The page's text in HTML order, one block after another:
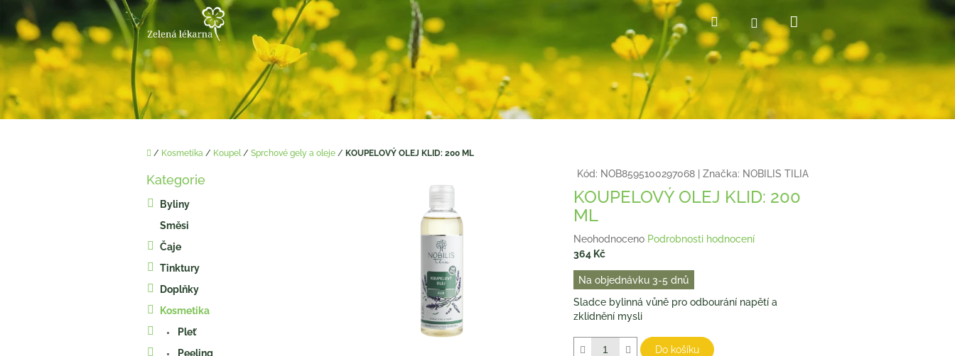
obsah
HledatPřihlášení
košík
Domů
/ Kosmetika / Koupel / Sprchové gely a oleje / KOUPELOVÝ OLEJ KLID: 200 ML
Přeskočit
Kategorie
Byliny
Směsi
Čaje
Tinktury
Doplňky
Kosmetika
Pleť
Peeling
Kód: NOB8595100297068 Značka: NOBILIS TILIA
KOUPELOVÝ OLEJ KLID: 200
ML
Průměrné
hodnocení
je
0,0
z
5
hvězdiček.
Neohodnoceno Podrobnosti hodnocení
364 Kč
Měrná
cena:
Na objednávku 3-5 dnů
Sladce bylinná vůně pro odbourání napětí a
zklidnění mysli
Do košíku